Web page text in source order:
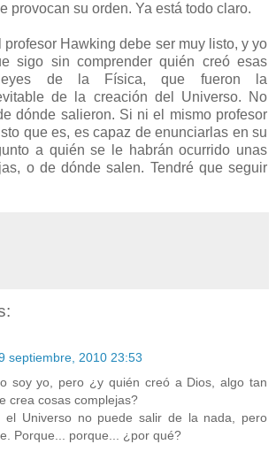
provocan su orden. Ya está todo claro.
profesor Hawking debe ser muy listo, y yo
sigo sin comprender quién creó esas
leyes de la Física, que fueron la
de la creación del Universo. No
dónde salieron. Si ni el mismo profesor
que es, es capaz de enunciarlas en su
a quién se le habrán ocurrido unas
o de dónde salen. Tendré que seguir
septiembre, 2010 23:53
soy yo, pero ¿y quién creó a Dios, algo tan
crea cosas complejas?
el Universo no puede salir de la nada, pero
Porque... porque... ¿por qué?